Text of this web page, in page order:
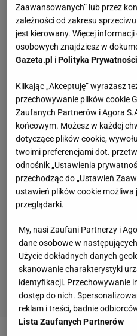
Zaawansowanych” lub przez
zależności od zakresu
jest kierowany. Więcej
osobowych znajdziesz w
Gazeta.pl iPolityka
Klikając „Akceptuję” wyrażasz
przechowywanie plików cookie
Zaufanych Partnerów i Agora
końcowym. Możesz w każdej
dotyczące plików cookie,
twoimi preferencjami dot.
odnośnik „Ustawienia
przechodząc do „Ustawień
ustawień plików cookie
przeglądarki.
My, nasi Zaufani Partnerzy i
dane osobowe w
Użycie dokładnych danych
skanowanie charakterystyki
identyfikacji. Przechowywanie
dostęp do nich.
reklam i treści, badnie
Lista Zaufanych Partnerów